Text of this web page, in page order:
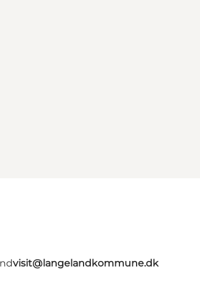
visit@langelandkommune.dk